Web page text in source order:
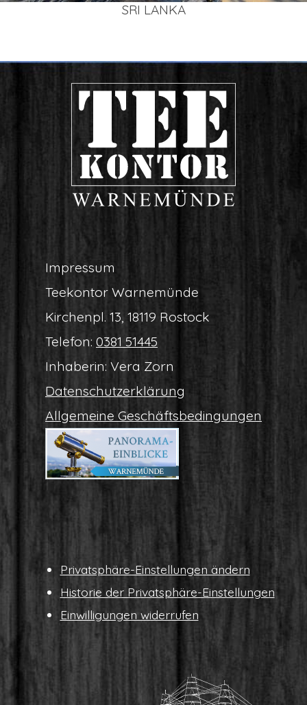
SRI LAN­KA
Impres­sum
Tee­kon­tor Warnemünde
Kir­chen­pl. 13, 18119 Rostock
Tele­fon: 0381 51445
Inha­be­rin: Vera Zorn
Daten­schutz­er­klä­rung
All­ge­mei­ne Geschäftsbedingungen
Pri­vat­sphä­re-Ein­stel­lun­gen ändern
His­to­rie der Privatsphäre-Einstellungen
Ein­wil­li­gun­gen widerrufen